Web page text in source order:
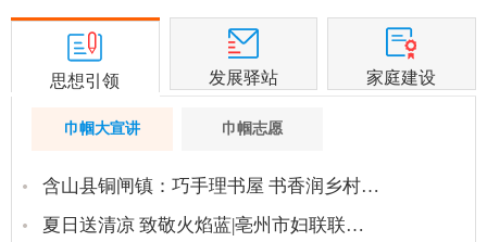
思想引领 发展驿站 家庭建设
巾帼大宣讲 巾帼志愿
含山县铜闸镇：巧手理书屋 书香润乡村…
夏日送清凉 致敬火焰蓝|亳州市妇联联…